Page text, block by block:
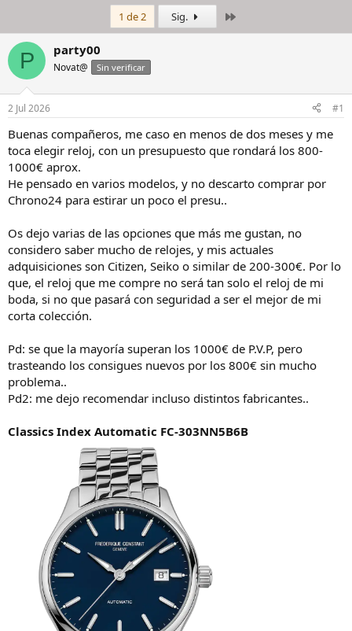
c
i
a
o
d
e
h
i
l
o
h
a
d
e
i
c
i
o
1 de 2
Sig.
P party00
Novat@ Sin verificar
2 Jul 2026 #1
Buenas compañeros, me caso en menos de dos meses y me
toca elegir reloj, con un presupuesto que rondará los 800-
1000€ aprox.
He pensado en varios modelos, y no descarto comprar por
Chrono24 para estirar un poco el presu..
Os dejo varias de las opciones que más me gustan, no
considero saber mucho de relojes, y mis actuales
adquisiciones son Citizen, Seiko o similar de 200-300€. Por lo
que, el reloj que me compre no será tan solo el reloj de mi
boda, si no que pasará con seguridad a ser el mejor de mi
corta colección.
Pd: se que la mayoría superan los 1000€ de P.V.P, pero
trasteando los consigues nuevos por los 800€ sin mucho
problema..
Pd2: me dejo recomendar incluso distintos fabricantes..
Classics Index Automatic FC-303NN5B6B